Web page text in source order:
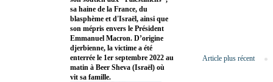
Article plus récent
sa haine de la France, du
blasphème et d'Israël, ainsi que
son mépris envers le Président
Emmanuel Macron. D’origine
djerbienne, la victime a été
enterrée le 1er septembre 2022 au
matin à Beer Sheva (Israël) où
vit sa famille.